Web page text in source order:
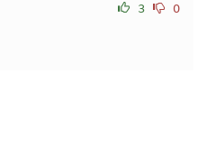
3 0